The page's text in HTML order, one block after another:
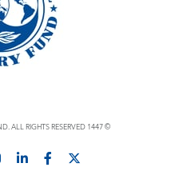
© 1447 INTERNATIONAL MONETARY FUND. ALL RIGHTS RESERVED.